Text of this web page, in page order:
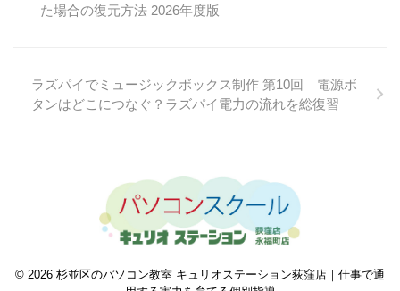
い——これが最大の難関 一般的
がほぼ接着剤で固定されており、
分解すること自体が非常に困難な
設計になっています。無理に開け
きます。今回は、実際にあったご
までの流れをご紹介します。同じ
ような状況で困っている方の参考
別のシステムを起動して、内部の
データを確認する」方法で ...
た場合の復元方法 2026年度版
ラズパイでミュージックボックス制作 第10回 電源ボ
タンはどこにつなぐ？ラズパイ電力の流れを総復習
© 2026 杉並区のパソコン教室 キュリオステーション荻窪店｜仕事で通